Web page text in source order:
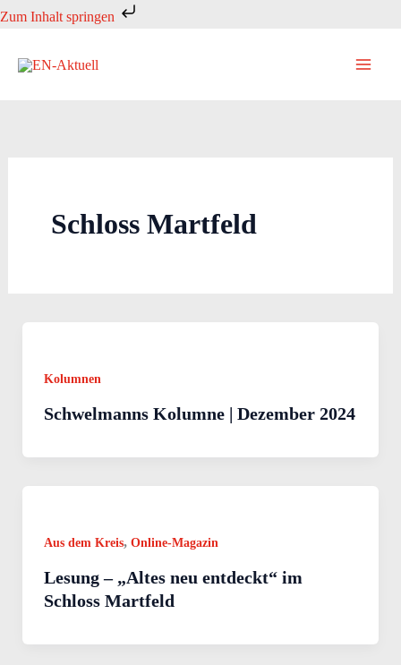
Zum Inhalt springen
Zum
springen
Schloss Martfeld
Kolumnen
Schwelmanns Kolumne | Dezember 2024
Aus dem Kreis, Online-Magazin
Lesung – „Altes neu entdeckt“ im
Schloss Martfeld